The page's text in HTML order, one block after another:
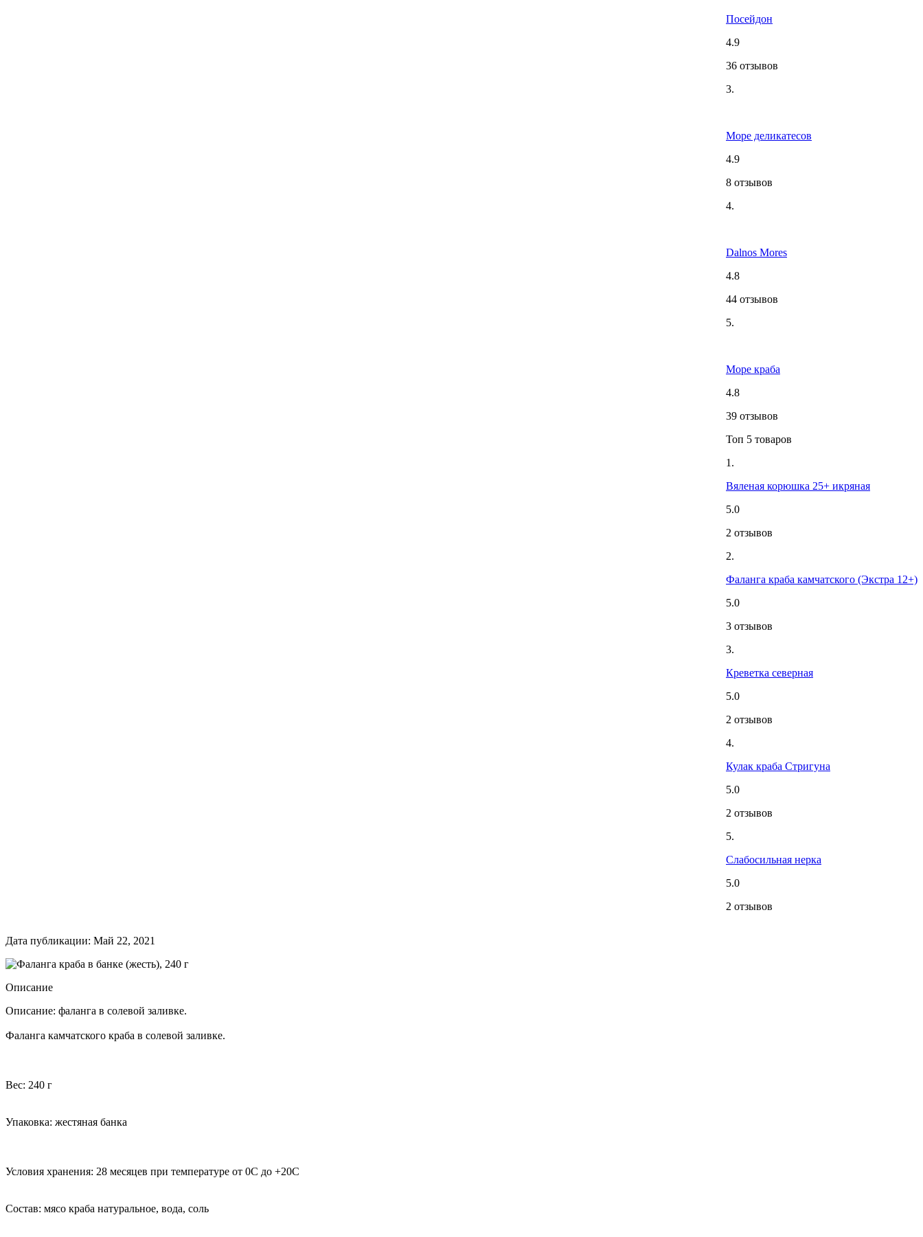
Посейдон
4.9
36 отзывов
3.
Море деликатесов
4.9
8 отзывов
4.
Dalnos Mores
4.8
44 отзывов
5.
Море краба
4.8
39 отзывов
Топ 5 товаров
1.
Вяленая корюшка 25+ икряная
5.0
2 отзывов
2.
Фаланга краба камчатского (Экстра 12+)
5.0
3 отзывов
3.
Креветка северная
5.0
2 отзывов
4.
Кулак краба Стригуна
5.0
2 отзывов
5.
Слабосильная нерка
5.0
2 отзывов
Дата публикации: Май 22, 2021
Описание
Описание: фаланга в солевой заливке.
Фаланга камчатского краба в солевой заливке.
Вес: 240 г
Упаковка: жестяная банка
Условия хранения: 28 месяцев при температуре от 0С до +20С
Состав: мясо краба натуральное, вода, соль